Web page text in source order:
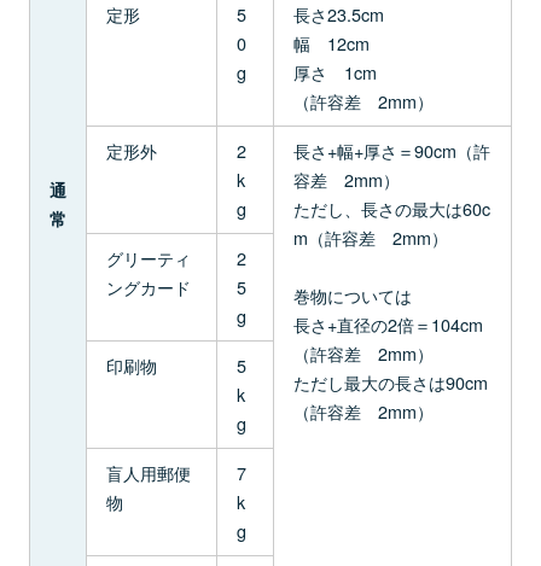
通
常
定形
5
0
g
長さ23.5cm
幅 12cm
厚さ 1cm
（許容差 2mm）
定形外
2
k
g
長さ+幅+厚さ＝90cm（許
容差 2mm）
ただし、長さの最大は60c
m（許容差 2mm）
巻物については
長さ+直径の2倍＝104cm
（許容差 2mm）
ただし最大の長さは90cm
（許容差 2mm）
グリーティ
ングカード
2
5
g
印刷物
5
k
g
盲人用郵便
物
7
k
g